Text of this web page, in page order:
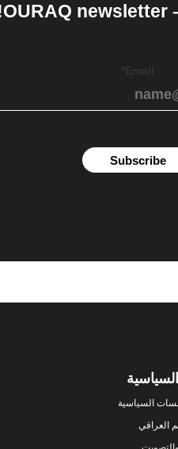
OURAQ newsletter
Subscribe
السياسية
العراقي